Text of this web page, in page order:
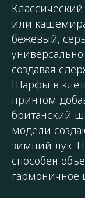
или
бежевый,
создавая
Шарфы в
принтом
британский
модели
зимний лук.
способен
гармоничное